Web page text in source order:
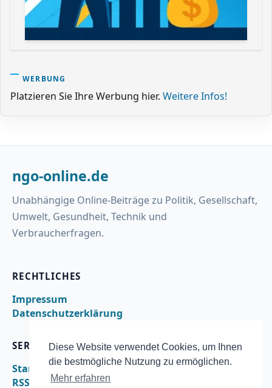
Diese Website verwendet Cookies, um Ihnen
die bestmögliche Nutzung zu ermöglichen.
Mehr erfahren
WERBUNG
Platzieren Sie Ihre Werbung hier. Weitere Infos!
ngo-online.de
Unabhängige Online-Beiträge zu Politik, Gesellschaft,
Umwelt, Gesundheit, Technik und
Verbraucherfragen.
RECHTLICHES
Impressum
Datenschutzerklärung
SERVICE
Startseite
RSS